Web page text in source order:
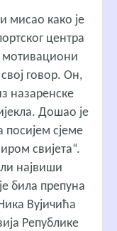
мисао како је
центра
мотивациони
говор. Он,
назаренске
Дошао је
посијем сјеме
свијета“.
највиши
била препуна
Вујичића
Републике